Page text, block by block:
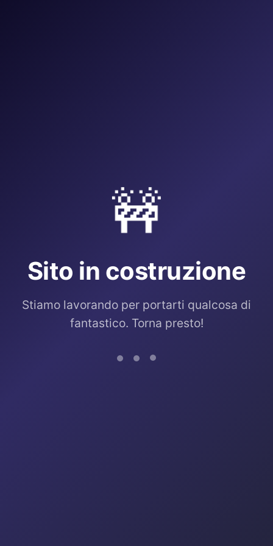
🚧
Sito in costruzione
Stiamo lavorando per portarti qualcosa di
fantastico. Torna presto!